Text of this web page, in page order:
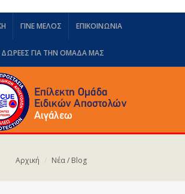
ΓΙΝΕ ΜΕΛΟΣ ΕΠΙΚΟΙΝΩΝΙΑ
ΔΩΡΕΈΣ ΓΙΑ ΤΗΝ ΟΜΆΔΑ ΜΑΣ
Αρχική Νέα / Blog